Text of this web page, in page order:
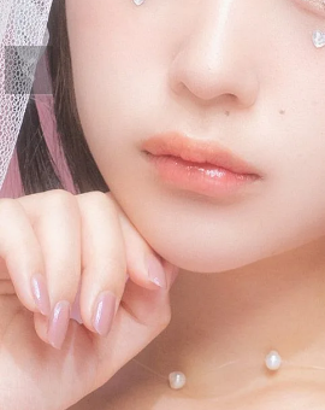
ウルルモ ピンクリング
ブラウン 14.5mm
¥
配送方法について
発送について
お支払い方法について
お買い物ガイド
お問い合わせ